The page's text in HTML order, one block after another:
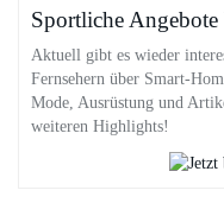
Sportliche
Aktuell gibt es wieder
Fernsehern über Smart-
Mode, Ausrüstung und
weiteren Highlights!